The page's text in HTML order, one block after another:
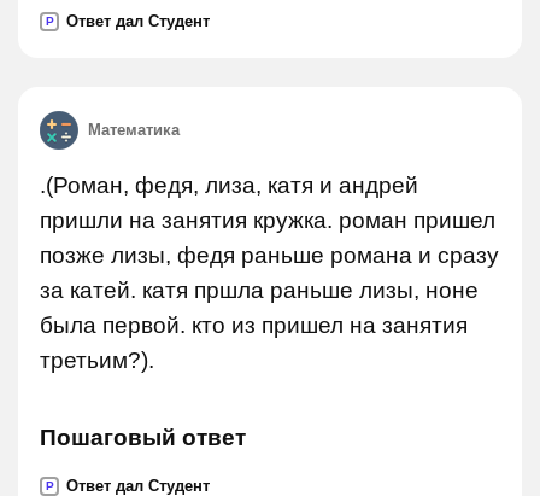
P Ответ дал Студент
Математика
.(Роман, федя, лиза, катя и андрей
пришли на занятия кружка. роман пришел
позже лизы, федя раньше романа и сразу
за катей. катя пршла раньше лизы, ноне
была первой. кто из пришел на занятия
третьим?).
Пошаговый ответ
P Ответ дал Студент